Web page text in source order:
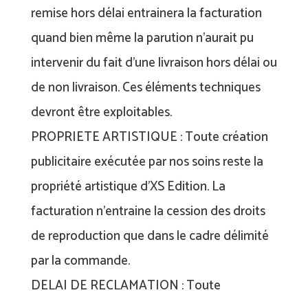
remise hors délai entrainera la facturation
quand bien même la parution n’aurait pu
intervenir du fait d’une livraison hors délai ou
de non livraison. Ces éléments techniques
devront être exploitables.
PROPRIETE ARTISTIQUE : Toute création
publicitaire exécutée par nos soins reste la
propriété artistique d’XS Edition. La
facturation n’entraine la cession des droits
de reproduction que dans le cadre délimité
par la commande.
DELAI DE RECLAMATION : Toute